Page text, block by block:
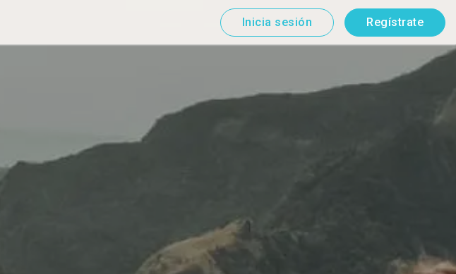
Inicia sesión Regístrate